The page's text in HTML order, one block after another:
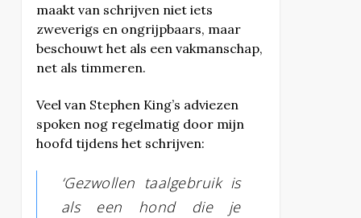
maakt van schrijven niet iets
zweverigs en ongrijpbaars, maar
beschouwt het als een vakmanschap,
net als timmeren.
Veel van Stephen King’s adviezen
spoken nog regelmatig door mijn
hoofd tijdens het schrijven:
‘Gezwollen taalgebruik is
als een hond die je